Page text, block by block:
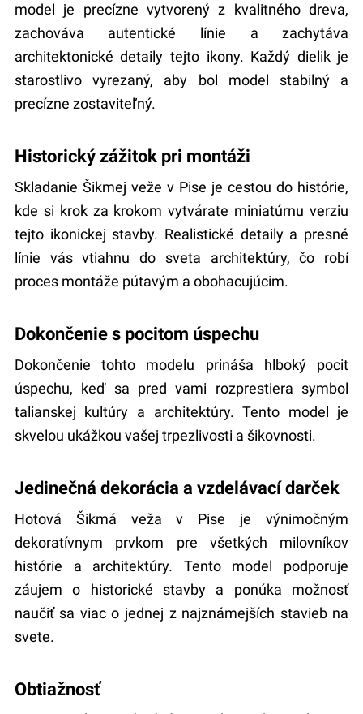
model je precízne vytvorený z kvalitného dreva,
zachováva autentické línie a zachytáva
architektonické detaily tejto ikony. Každý dielik je
starostlivo vyrezaný, aby bol model stabilný a
precízne zostaviteľný.
Historický zážitok pri montáži
Skladanie Šikmej veže v Pise je cestou do histórie,
kde si krok za krokom vytvárate miniatúrnu verziu
tejto ikonickej stavby. Realistické detaily a presné
línie vás vtiahnu do sveta architektúry, čo robí
proces montáže pútavým a obohacujúcim.
Dokončenie s pocitom úspechu
Dokončenie tohto modelu prináša hlboký pocit
úspechu, keď sa pred vami rozprestiera symbol
talianskej kultúry a architektúry. Tento model je
skvelou ukážkou vašej trpezlivosti a šikovnosti.
Jedinečná dekorácia a vzdelávací darček
Hotová Šikmá veža v Pise je výnimočným
dekoratívnym prvkom pre všetkých milovníkov
histórie a architektúry. Tento model podporuje
záujem o historické stavby a ponúka možnosť
naučiť sa viac o jednej z najznámejších stavieb na
svete.
Obtiažnosť